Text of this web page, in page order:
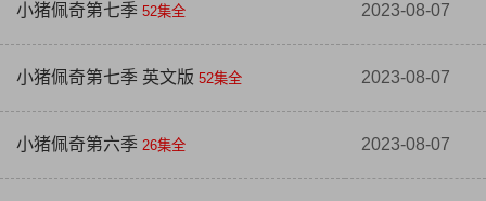
小猪佩奇第七季 52集全 2023-08-07
小猪佩奇第七季 英文版 52集全 2023-08-07
小猪佩奇第六季 26集全 2023-08-07